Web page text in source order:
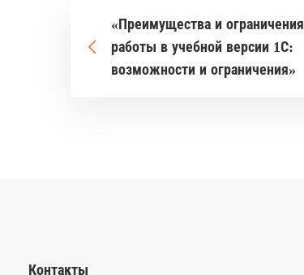
«Преимущества и ограничения
работы в учебной версии 1С:
возможности и ограничения»
Контакты